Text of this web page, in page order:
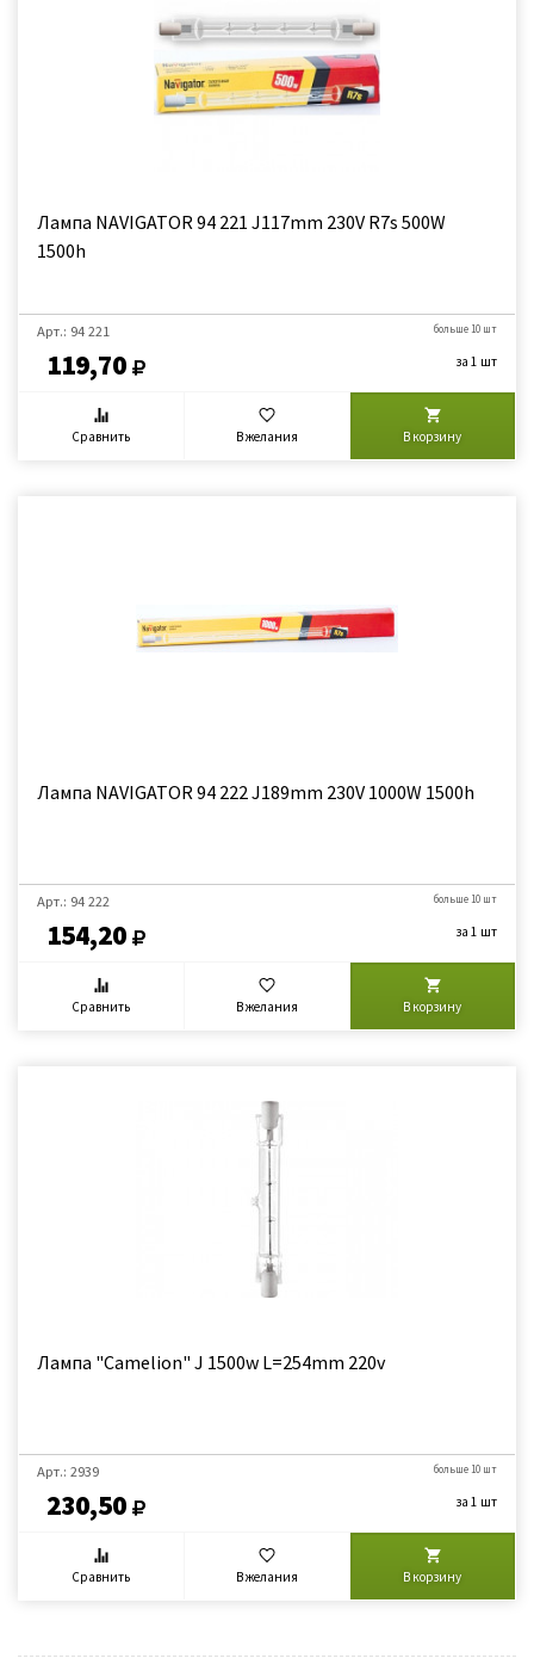
Лампа NAVIGATOR 94 221 J117mm 230V R7s 500W
1500h
Арт.: 94 221
119,70
больше 10 шт
за 1 шт
Сравнить В желания В корзину
Лампа NAVIGATOR 94 222 J189mm 230V 1000W 1500h
Арт.: 94 222
154,20
больше 10 шт
за 1 шт
Сравнить В желания В корзину
Лампа "Camelion" J 1500w L=254mm 220v
Арт.: 2939
230,50
больше 10 шт
за 1 шт
Сравнить В желания В корзину